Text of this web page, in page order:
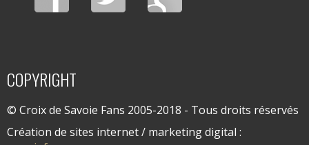
COPYRIGHT
© Croix de Savoie Fans 2005-2018 - Tous droits réservés
Création de sites internet / marketing digital :